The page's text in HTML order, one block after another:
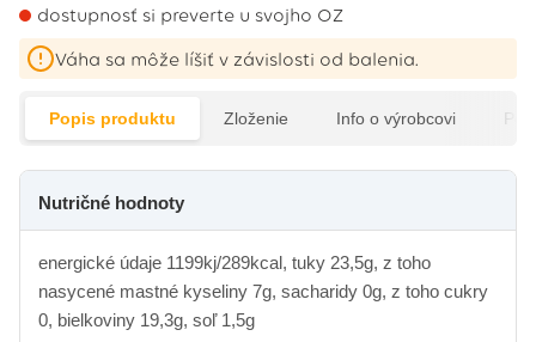
Váha sa môže líšiť v závislosti od balenia.
dostupnosť si preverte u svojho OZ
Popis produktu Zloženie Info o výrobcovi
Nutričné hodnoty
energické údaje 1199kj/289kcal, tuky 23,5g, z toho
nasycené mastné kyseliny 7g, sacharidy 0g, z toho cukry
0, bielkoviny 19,3g, soľ 1,5g